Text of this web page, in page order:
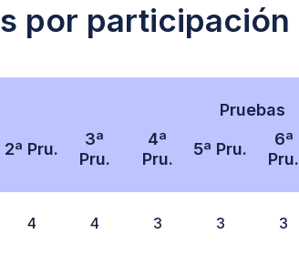
por participación
Pruebas
2ª Pru.
3ª
Pru.
4ª
Pru.
5ª Pru.
6ª
Pru.
4 4 3 3 3